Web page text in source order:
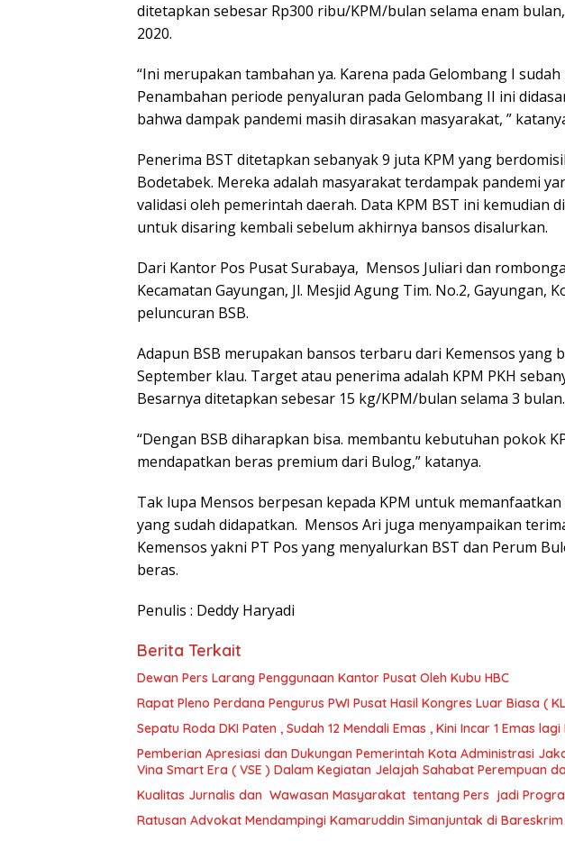
ditetapkan sebesar Rp300 ribu/KPM/bulan selama enam
2020.
“Ini merupakan tambahan ya. Karena pada Gelombang I
Penambahan periode penyaluran pada Gelombang II ini
bahwa dampak pandemi masih dirasakan masyarakat, ”
Penerima BST ditetapkan sebanyak 9 juta KPM yang
Bodetabek. Mereka adalah masyarakat terdampak pandemi
validasi oleh pemerintah daerah. Data KPM BST ini kemudian
untuk disaring kembali sebelum akhirnya bansos disalurkan.
Dari Kantor Pos Pusat Surabaya, Mensos Juliari dan
Kecamatan Gayungan, Jl. Mesjid Agung Tim. No.2, Gayungan,
peluncuran BSB.
Adapun BSB merupakan bansos terbaru dari Kemensos yang
September klau. Target atau penerima adalah KPM PKH
Besarnya ditetapkan sebesar 15 kg/KPM/bulan selama 3 bulan.
“Dengan BSB diharapkan bisa. membantu kebutuhan pokok
mendapatkan beras premium dari Bulog,” katanya.
Tak lupa Mensos berpesan kepada KPM untuk
yang sudah didapatkan. Mensos Ari juga menyampaikan
Kemensos yakni PT Pos yang menyalurkan BST dan Perum
beras.
Penulis : Deddy Haryadi
Berita Terkait
Dewan Pers Larang Penggunaan Kantor Pusat Oleh Kubu HBC
Rapat Pleno Perdana Pengurus PWI Pusat Hasil Kongres Luar Biasa (
Sepatu Roda DKI Paten , Sudah 12 Mendali Emas , Kini Incar 1 Emas lagi
Pemberian Apresiasi dan Dukungan Pemerintah Kota Administrasi
Vina Smart Era ( VSE ) Dalam Kegiatan Jelajah Sahabat Perempuan
Kualitas Jurnalis dan Wawasan Masyarakat tentang Pers jadi
Ratusan Advokat Mendampingi Kamaruddin Simanjuntak di Bareskrim